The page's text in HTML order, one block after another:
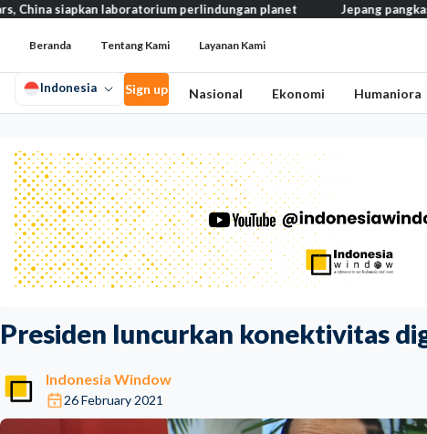
Presiden luncurkan konektivitas
Indonesia Window
26 February 2021
laboratorium perlindungan planet Jepang pangkas pajak
Beranda Tentang Kami Layanan Kami
Indonesia Sign up Nasional Ekonomi Humaniora